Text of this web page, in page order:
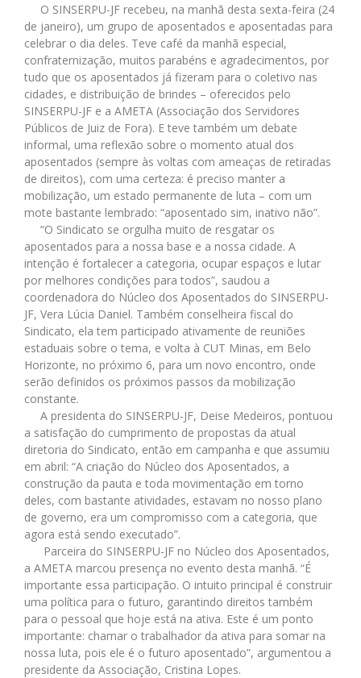
O SINSERPU-JF recebeu, na manhã desta sexta-feira (24
de janeiro), um grupo de aposentados e aposentadas para
celebrar o dia deles. Teve café da manhã especial,
confraternização, muitos parabéns e agradecimentos, por
tudo que os aposentados já fizeram para o coletivo nas
cidades, e distribuição de brindes – oferecidos pelo
SINSERPU-JF e a AMETA (Associação dos Servidores
Públicos de Juiz de Fora). E teve também um debate
informal, uma reflexão sobre o momento atual dos
aposentados (sempre às voltas com ameaças de retiradas
de direitos), com uma certeza: é preciso manter a
mobilização, um estado permanente de luta – com um
mote bastante lembrado: “aposentado sim, inativo não”.
“O Sindicato se orgulha muito de resgatar os
aposentados para a nossa base e a nossa cidade. A
intenção é fortalecer a categoria, ocupar espaços e lutar
por melhores condições para todos”, saudou a
coordenadora do Núcleo dos Aposentados do SINSERPU-
JF, Vera Lúcia Daniel. Também conselheira fiscal do
Sindicato, ela tem participado ativamente de reuniões
estaduais sobre o tema, e volta à CUT Minas, em Belo
Horizonte, no próximo 6, para um novo encontro, onde
serão definidos os próximos passos da mobilização
constante.
A presidenta do SINSERPU-JF, Deise Medeiros, pontuou
a satisfação do cumprimento de propostas da atual
diretoria do Sindicato, então em campanha e que assumiu
em abril: “A criação do Núcleo dos Aposentados, a
construção da pauta e toda movimentação em torno
deles, com bastante atividades, estavam no nosso plano
de governo, era um compromisso com a categoria, que
agora está sendo executado”.
Parceira do SINSERPU-JF no Núcleo dos Aposentados,
a AMETA marcou presença no evento desta manhã. “É
importante essa participação. O intuito principal é construir
uma política para o futuro, garantindo direitos também
para o pessoal que hoje está na ativa. Este é um ponto
importante: chamar o trabalhador da ativa para somar na
nossa luta, pois ele é o futuro aposentado”, argumentou a
presidente da Associação, Cristina Lopes.